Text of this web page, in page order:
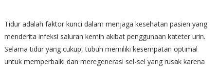
Tidur adalah faktor kunci dalam menjaga kesehatan pasien yang
menderita infeksi saluran kemih akibat penggunaan kateter urin.
Selama tidur yang cukup, tubuh memiliki kesempatan optimal
untuk memperbaiki dan meregenerasi sel-sel yang rusak karena